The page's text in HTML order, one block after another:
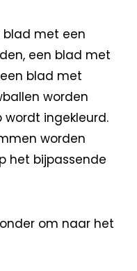
blad met een
een blad met
blad met
worden
wordt ingekleurd.
worden
het bijpassende
om naar het